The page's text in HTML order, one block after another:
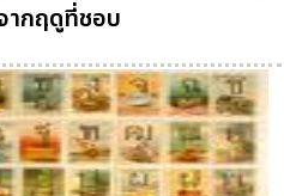
ากฤดูที่ชอบ